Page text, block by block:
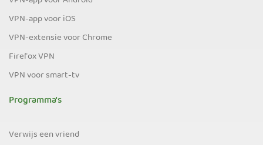
VPN-app voor iOS
VPN-extensie voor Chrome
Firefox VPN
VPN voor smart-tv
Programma's
Verwijs een vriend